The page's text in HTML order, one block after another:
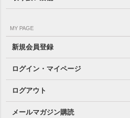
MY PAGE
新規会員登録
ログイン・マイページ
ログアウト
メールマガジン購読